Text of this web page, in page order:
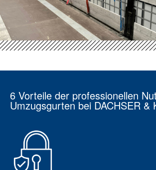
6 Vorteile der professionellen
Umzugsgurten bei DACHSER &